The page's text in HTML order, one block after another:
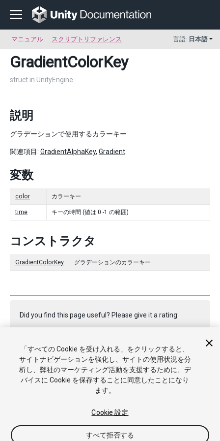
マニュアル スクリプトリファレンス 言語: 日本語
GradientColorKey
struct in UnityEngine
説明
グラデーションで使用するカラーキー
関連項目: GradientAlphaKey, Gradient
変数
color カラーキー
time キーの時間 (値は 0 -1 の範囲)
コンストラクタ
GradientColorKey グラデーションのカラーキー
Did you find this page useful? Please give it a rating:
Report a problem on this page
Copyright © 2023 Unity Technologies. Publication 2023.1
チュートリアル
Answers ナレッジベース
「すべての Cookie を受け入れる」をクリックすると、
サイトナビゲーションを強化し、サイトの使用状況を分
析し、弊社のマーケティング活動を支援するために、デ
バイスに Cookie を保存することに同意したことになり
ます。
Cookie 設定
すべて拒否する